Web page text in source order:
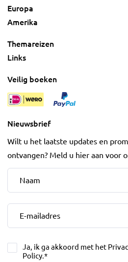
Europa
Amerika
Themareizen
Links
Veilig boeken
Nieuwsbrief
Wilt u het laatste updates en
ontvangen? Meld u hier aan voor
Naam*
E-mailadres*
Ja, ik ga akkoord met het
Policy.*